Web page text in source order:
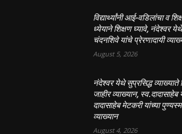
विद्यार्थ्यांनी आई-वडिलांचा व
ध्येयाने शिक्षण घ्यावे, नंदेश्वर
चंदनशिवे यांचे प्रेरणादायी
August 5, 2026
नंदेश्वर येथे सुप्रसिद्ध
जाहीर व्याख्यान,
दादासाहेब मेटकरी यांच्या
व्याख्यान
August 4, 2026